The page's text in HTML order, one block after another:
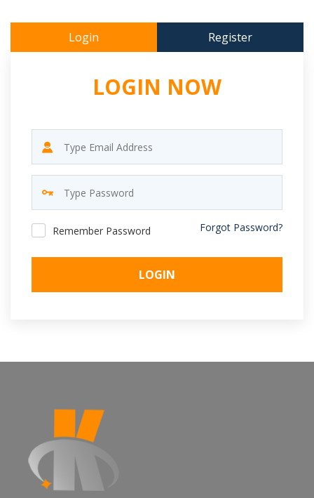
Login Register
LOGIN NOW
Remember Password Forgot Password?
LOGIN